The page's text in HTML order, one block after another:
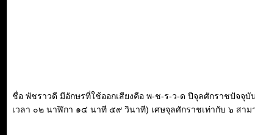
ชื่อ พัชราวดี มีอักษรที่ใช้ออกเสียงคือ พ-ช-ร-ว-ด ปีจุลศักราชปัจ
เวลา ๐๒ นาฬิกา ๑๔ นาที ๕๙ วินาที) เศษจุลศักราชเท่ากับ ๖ สาม